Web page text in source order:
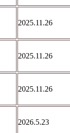
2025.11.26
2025.11.26
2025.11.26
2026.5.23